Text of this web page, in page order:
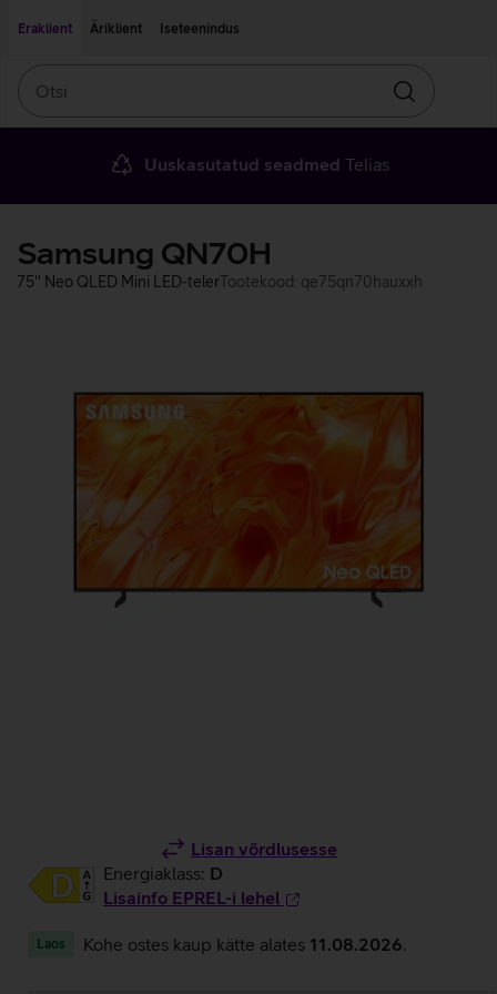
Eraklient
Äriklient Iseteenindus
Otsin
Uuskasutatud seadmed Telias
Samsung QN70H
75'' Neo QLED Mini LED-telerTootekood: qe75qn70hauxxh
Lisan võrdlusesse
Energiaklass: D
Lisainfo EPREL-i lehel
Laos Kohe ostes kaup kätte alates 11.08.2026